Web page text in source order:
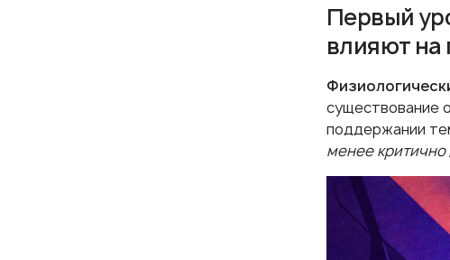
Первый
влияют на
существование
поддержании
менее критично